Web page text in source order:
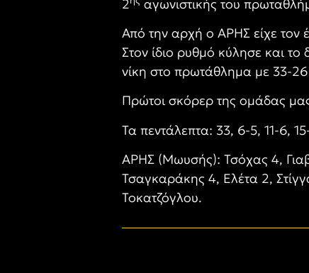
2
αγωνιστικής του
Από την αρχή ο ΑΡΗΣ είχε τον
Στον ίδιο ρυθμό κύλησε και
νίκη στο πρωτάθλημα με 33-
Πρώτοι σκόρερ της ομάδας
Τα πεντάλεπτα: 33, 6-5, 11-6,
ΑΡΗΣ (Μωυσής): Τσόχας 4,
Τσαγκαράκης 4, Ελέτα 2,
Τοκατζόγλου.